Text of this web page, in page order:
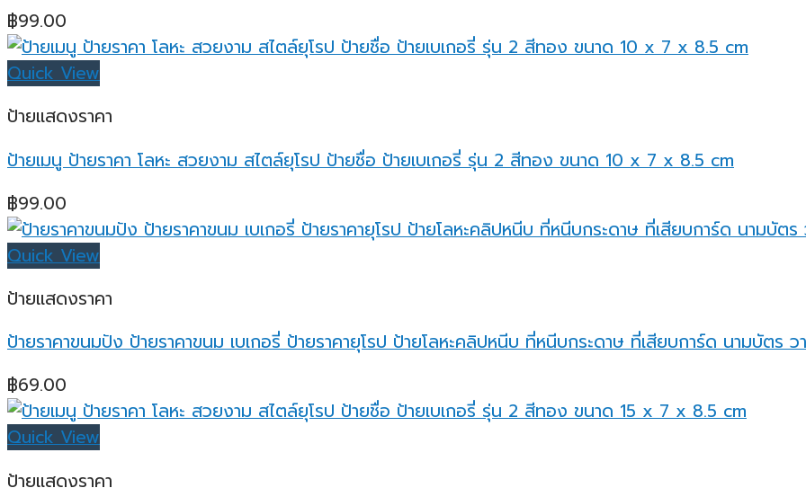
฿99.00
Quick View
ป้ายแสดงราคา
ป้ายเมนู ป้ายราคา โลหะ สวยงาม สไตล์ยุโรป ป้ายชื่อ ป้ายเบเกอรี่ รุ่น 2 สีทอง ขนาด 10 x 7 x 8.5 cm
฿99.00
Quick View
ป้ายแสดงราคา
ป้ายราคาขนมปัง ป้ายราคาขนม เบเกอรี่ ป้ายราคายุโรป ป้ายโลหะคลิปหนีบ ที่หนีบกระดาษ ที่เสียบการ์ด นามบัตร
฿69.00
Quick View
ป้ายแสดงราคา